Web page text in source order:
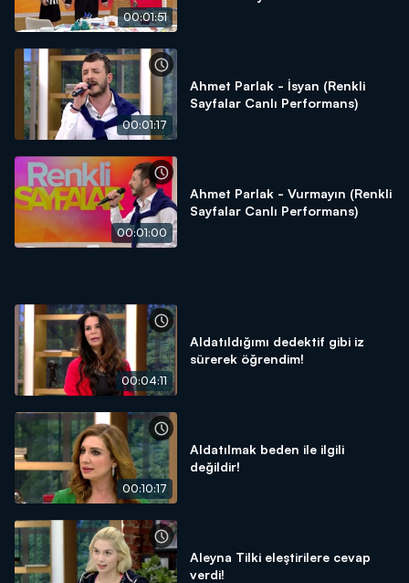
00:01:51
00:01:17
Ahmet Parlak - İsyan (Renkli
Sayfalar Canlı Performans)
00:01:00
Ahmet Parlak - Vurmayın (Renkli
Sayfalar Canlı Performans)
00:04:11
Aldatıldığımı dedektif gibi iz
sürerek öğrendim!
00:10:17
Aldatılmak beden ile ilgili
değildir!
Aleyna Tilki eleştirilere cevap
verdi!